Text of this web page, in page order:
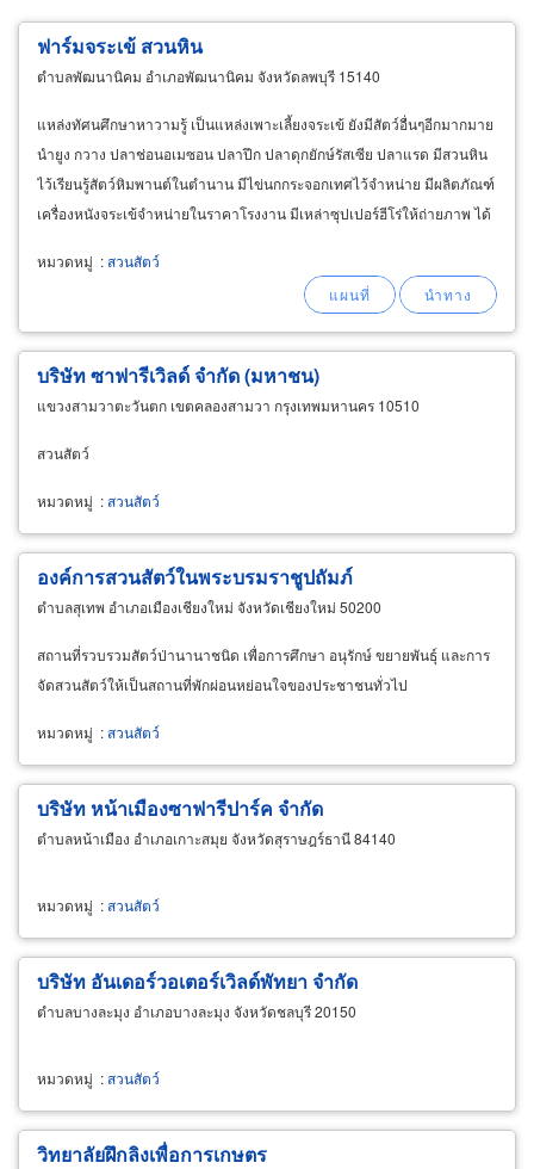
ฟาร์มจระเข้ สวนหิน
ตำบลพัฒนานิคม อำเภอพัฒนานิคม จังหวัดลพบุรี 15140
แหล่งทัศนศึกษาหาวามรู้ เป็นแหล่งเพาะเลี้ยงจระเข้ ยังมีสัตว์อื่นๆอีกมากมาย
นำยูง กวาง ปลาช่อนอเมซอน ปลาปึก ปลาดุกยักษ์รัสเซีย ปลาแรด มีสวนหิน
ไว้เรียนรู้สัตว์หิมพานต์ในตำนาน มีไข่นกกระจอกเทศไว้จำหน่าย มีผลิตภัณฑ์
เครื่องหนังจระเข้จำหน่ายในราคาโรงงาน มีเหล่าซุปเปอร์ฮีโร่ให้ถ่ายภาพ ได้
หมวดหมู่ :สวนสัตว์
บริษัท ซาฟารีเวิลด์ จำกัด (มหาชน)
แขวงสามวาตะวันตก เขตคลองสามวา กรุงเทพมหานคร 10510
สวนสัตว์
หมวดหมู่ :สวนสัตว์
องค์การสวนสัตว์ในพระบรมราชูปถัมภ์
ตำบลสุเทพ อำเภอเมืองเชียงใหม่ จังหวัดเชียงใหม่ 50200
สถานที่รวบรวมสัตว์ป่านานาชนิด เพื่อการศึกษา อนุรักษ์ ขยายพันธุ์ และการ
จัดสวนสัตว์ให้เป็นสถานที่พักผ่อนหย่อนใจของประชาชนทั่วไป
หมวดหมู่ :สวนสัตว์
บริษัท หน้าเมืองซาฟารีปาร์ค จำกัด
ตำบลหน้าเมือง อำเภอเกาะสมุย จังหวัดสุราษฎร์ธานี 84140
หมวดหมู่ :สวนสัตว์
บริษัท อันเดอร์วอเตอร์เวิลด์พัทยา จำกัด
ตำบลบางละมุง อำเภอบางละมุง จังหวัดชลบุรี 20150
หมวดหมู่ :สวนสัตว์
วิทยาลัยฝึกลิงเพื่อการเกษตร